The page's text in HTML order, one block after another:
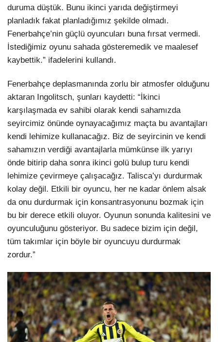
duruma düştük. Bunu ikinci yarıda değiştirmeyi
planladık fakat planladığımız şekilde olmadı.
Fenerbahçe’nin güçlü oyuncuları buna fırsat vermedi.
İstediğimiz oyunu sahada gösteremedik ve maalesef
kaybettik.” ifadelerini kullandı.
Fenerbahçe deplasmanında zorlu bir atmosfer olduğunu
aktaran Ingolitsch, şunları kaydetti: “İkinci
karşılaşmada ev sahibi olarak kendi sahamızda
seyircimiz önünde oynayacağımız maçta bu avantajları
kendi lehimize kullanacağız. Biz de seyircinin ve kendi
sahamızın verdiği avantajlarla mümkünse ilk yarıyı
önde bitirip daha sonra ikinci golü bulup turu kendi
lehimize çevirmeye çalışacağız. Talisca’yı durdurmak
kolay değil. Etkili bir oyuncu, her ne kadar önlem alsak
da onu durdurmak için konsantrasyonunu bozmak için
bu bir derece etkili oluyor. Oyunun sonunda kalitesini ve
oyunculuğunu gösteriyor. Bu sadece bizim için değil,
tüm takımlar için böyle bir oyuncuyu durdurmak
zordur.”